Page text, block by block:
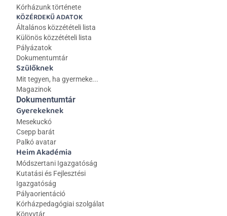
Kórházunk története
KÖZÉRDEKŰ ADATOK
Általános közzétételi lista
Különös közzétételi lista
Pályázatok
Dokumentumtár
Szülőknek
Mit tegyen, ha gyermeke...
Magazinok
Gyerekeknek
Mesekuckó
Csepp barát
Palkó avatar
Heim Akadémia
Módszertani Igazgatóság
Kutatási és Fejlesztési
Igazgatóság
Pályaorientáció
Kórházpedagógiai szolgálat
Könyvtár
Dokumentumtár